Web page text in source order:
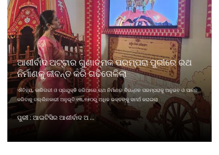
ଆଶୀର୍ବାଦ ଅଟ୍ଟାର ଗୁଣାତ୍ମକ ପରମ୍ପରା ପୁରୀରେ ରଥ
ନିର୍ମାଣକୁ ଜୀବନ୍ତ କରି ଗଢିତୋଳିଲା
ଐତିହ୍ୟ, କାରିଗରୀ ଓ ପ୍ରଯୁକ୍ତି ଜରିଆରେ ଋଥ ନିର୍ମାଣର ଚିରନ୍ତନ ପରମ୍ପରାକୁ ଅନୁଭବ ଓ ପାଳନ
କରିବାକୁ ତଲ୍ଲିନକାରୀ ଅନୁଭୂତି ୧୩,୭୫୦ରୁ ଅଧିକ ଭକ୍ତଙ୍କୁ ସମର୍ଥ କରାଇଲା
ପୁରୀ : ଆଇଟିସିର ଆଶୀର୍ବାଦ ଅ ...